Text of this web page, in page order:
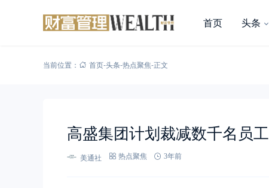
首页 头条
当前位置： 首页-头条-热点聚焦-正文
高盛集团计划裁减数千名员工
美通社 热点聚焦 3年前